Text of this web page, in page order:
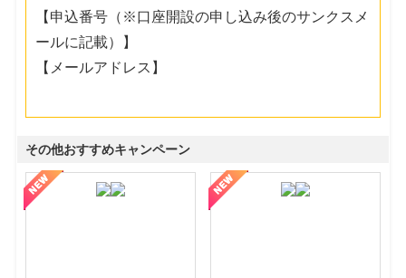
【申込番号（※口座開設の申し込み後のサンクスメ
ールに記載）】
【メールアドレス】
その他おすすめキャンペーン